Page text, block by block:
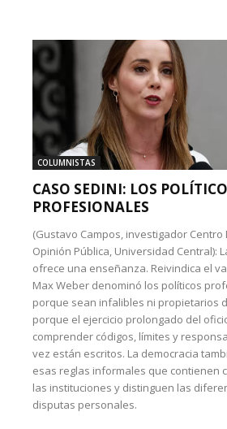
COLUMNISTAS
CASO SEDINI: LOS
PROFESIONALES
(Gustavo Campos, investigador Centro
Opinión Pública, Universidad Central):
ofrece una enseñanza. Reivindica el
Max Weber denominó los políticos
porque sean infalibles ni propietarios
porque el ejercicio prolongado del
comprender códigos, límites y
vez están escritos. La democracia
esas reglas informales que contienen
las instituciones y distinguen las
disputas personales.